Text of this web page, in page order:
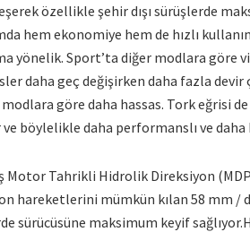
özellikle şehir dışı sürüşlerde
hem ekonomiye hem de hızlı
yönelik. Sport’ta diğer modlara göre
daha geç değişirken daha fazla devir
göre daha hassas. Tork eğrisi
ve böylelikle daha performanslı ve
Motor Tahrikli Hidrolik Direksiyon
hareketlerini mümkün kılan 58 mm
sürücüsüne maksimum keyif